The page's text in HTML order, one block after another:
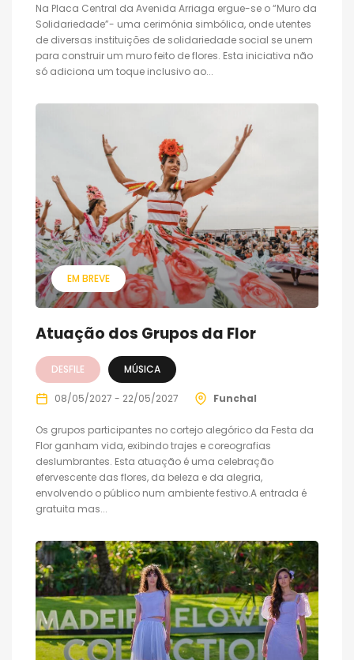
Na Placa Central da Avenida Arriaga ergue-se o “Muro da
Solidariedade”- uma cerimónia simbólica, onde utentes
de diversas instituições de solidariedade social se unem
para construir um muro feito de flores. Esta iniciativa não
só adiciona um toque inclusivo ao...
EM BREVE
Atuação dos Grupos da Flor
DESFILE MÚSICA
08/05/2027 - 22/05/2027 Funchal
Os grupos participantes no cortejo alegórico da Festa da
Flor ganham vida, exibindo trajes e coreografias
deslumbrantes. Esta atuação é uma celebração
efervescente das flores, da beleza e da alegria,
envolvendo o público num ambiente festivo.A entrada é
gratuita mas...